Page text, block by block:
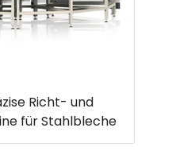
Richt- und
für Stahlbleche